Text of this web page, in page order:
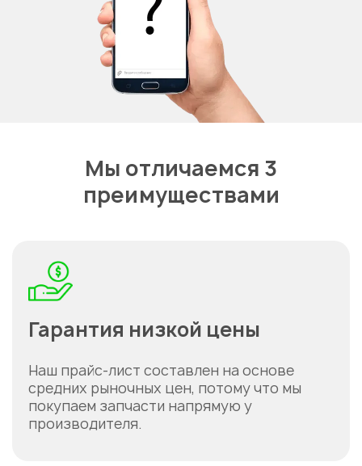
Мы отличаемся 3
преимуществами
Гарантия низкой цены
Наш прайс-лист составлен на основе
средних рыночных цен, потому что мы
покупаем запчасти напрямую у
производителя.